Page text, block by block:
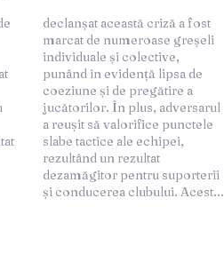
și conducerea clubului. Acest...